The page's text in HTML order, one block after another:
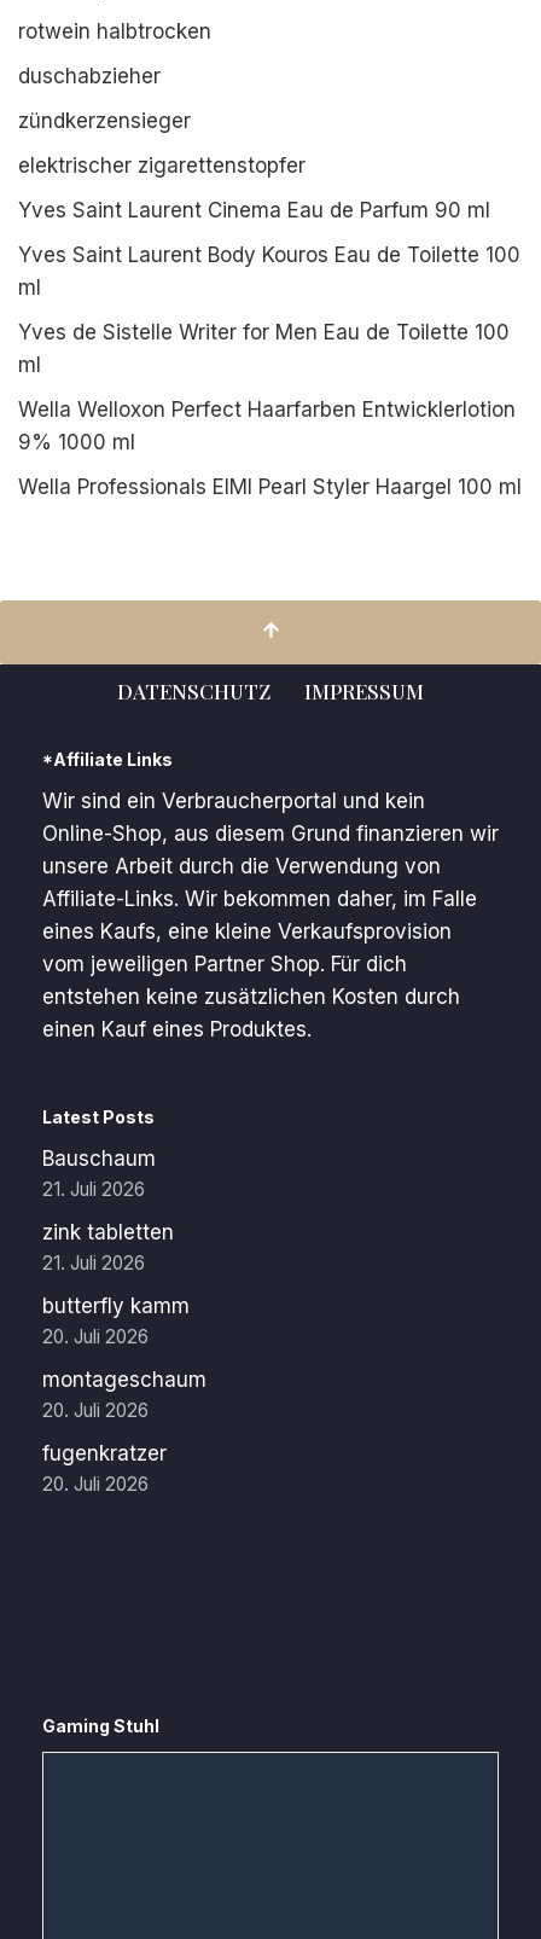
rotwein halbtrocken
duschabzieher
zündkerzensieger
elektrischer zigarettenstopfer
Yves Saint Laurent Cinema Eau de Parfum 90 ml
Yves Saint Laurent Body Kouros Eau de Toilette 100
ml
Yves de Sistelle Writer for Men Eau de Toilette 100
ml
Wella Welloxon Perfect Haarfarben Entwicklerlotion
9% 1000 ml
Wella Professionals EIMI Pearl Styler Haargel 100 ml
DATENSCHUTZ IMPRESSUM
*Affiliate Links
Wir sind ein Verbraucherportal und kein
Online-Shop, aus diesem Grund finanzieren wir
unsere Arbeit durch die Verwendung von
Affiliate-Links. Wir bekommen daher, im Falle
eines Kaufs, eine kleine Verkaufsprovision
vom jeweiligen Partner Shop. Für dich
entstehen keine zusätzlichen Kosten durch
einen Kauf eines Produktes.
Latest Posts
Bauschaum
21. Juli 2026
zink tabletten
21. Juli 2026
butterfly kamm
20. Juli 2026
montageschaum
20. Juli 2026
fugenkratzer
20. Juli 2026
Gaming Stuhl